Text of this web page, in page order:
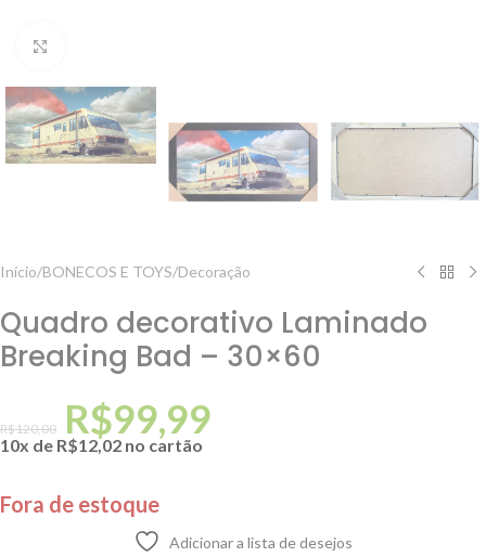
Início/BONECOS E TOYS/Decoração
Quadro decorativo Laminado
Breaking Bad – 30×60
R$120,00 R$99,99
10x de R$12,02 no cartão
Fora de estoque
Adicionar a lista de desejos